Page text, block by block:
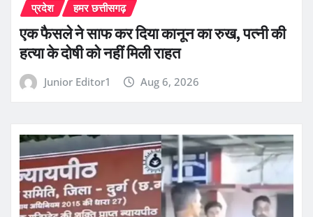
प्रदेश हमर छत्तीसगढ़
एक फैसले ने साफ कर दिया कानून का रुख, पत्नी की
हत्या के दोषी को नहीं मिली राहत
Junior Editor1 Aug 6, 2026